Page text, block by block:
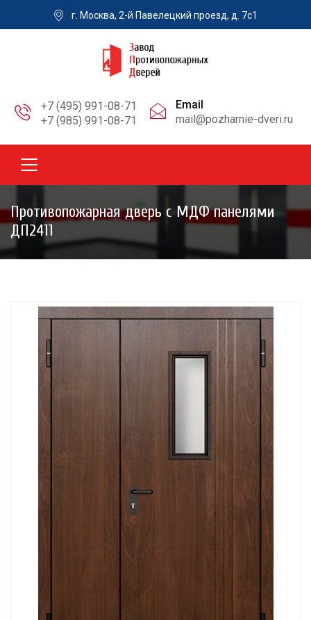
г. Москва, 2-й Павелецкий проезд, д. 7с1
+7 (495) 991-08-71
+7 (985) 991-08-71
Email
mail@pozharnie-dveri.ru
Противопожарная дверь с МДФ панелями
ДП2411